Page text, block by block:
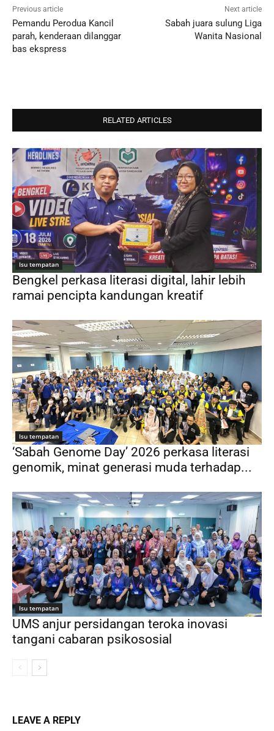
Previous article
Pemandu Perodua Kancil
parah, kenderaan dilanggar
bas ekspress
Next article
Sabah juara sulung Liga
Wanita Nasional
RELATED ARTICLES
Isu tempatan
Bengkel perkasa literasi digital, lahir lebih
ramai pencipta kandungan kreatif
Isu tempatan
‘Sabah Genome Day’ 2026 perkasa literasi
genomik, minat generasi muda terhadap...
Isu tempatan
UMS anjur persidangan teroka inovasi
tangani cabaran psikososial
LEAVE A REPLY